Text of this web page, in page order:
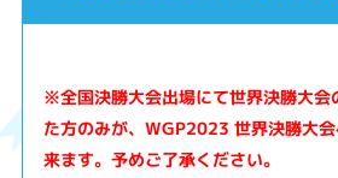
※全国決勝大会出場にて世界決勝大会
た方のみが、WGP2023 世界決勝大
来ます。予めご了承ください。